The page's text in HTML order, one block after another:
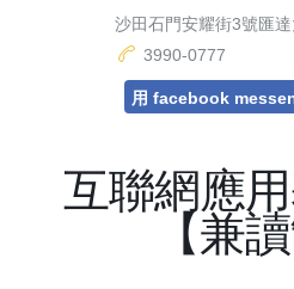
沙田石門安耀街3號匯
3990-0777
用 facebook
互聯網應
【兼